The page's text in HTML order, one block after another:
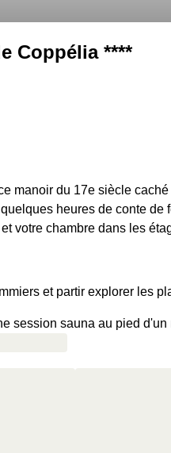
Coppélia ****
manoir du 17e siècle
heures de conte
votre chambre dans les
et partir explorer les
session sauna au pied d'un